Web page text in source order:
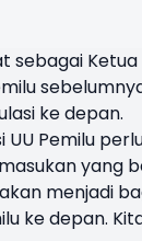
sebagai
ke depan.
UU Pemilu
yang
menjadi
ke depan.